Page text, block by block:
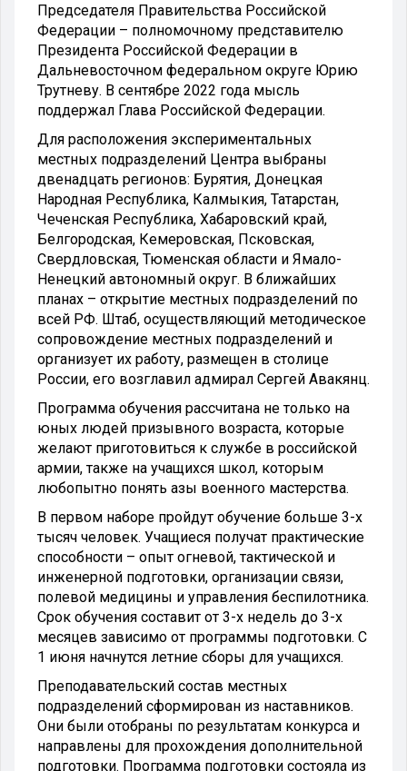
Председателя Правительства Российской
Федерации – полномочному представителю
Президента Российской Федерации в
Дальневосточном федеральном округе Юрию
Трутневу. В сентябре 2022 года мысль
поддержал Глава Российской Федерации.
Для расположения экспериментальных
местных подразделений Центра выбраны
двенадцать регионов: Бурятия, Донецкая
Народная Республика, Калмыкия, Татарстан,
Чеченская Республика, Хабаровский край,
Белгородская, Кемеровская, Псковская,
Свердловская, Тюменская области и Ямало-
Ненецкий автономный округ. В ближайших
планах – открытие местных подразделений по
всей РФ. Штаб, осуществляющий методическое
сопровождение местных подразделений и
организует их работу, размещен в столице
России, его возглавил адмирал Сергей Авакянц.
Программа обучения рассчитана не только на
юных людей призывного возраста, которые
желают приготовиться к службе в российской
армии, также на учащихся школ, которым
любопытно понять азы военного мастерства.
В первом наборе пройдут обучение больше 3-х
тысяч человек. Учащиеся получат практические
способности – опыт огневой, тактической и
инженерной подготовки, организации связи,
полевой медицины и управления беспилотника.
Срок обучения составит от 3-х недель до 3-х
месяцев зависимо от программы подготовки. С
1 июня начнутся летние сборы для учащихся.
Преподавательский состав местных
подразделений сформирован из наставников.
Они были отобраны по результатам конкурса и
направлены для прохождения дополнительной
подготовки. Программа подготовки состояла из